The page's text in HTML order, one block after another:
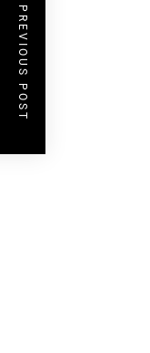
PREVIOUS POST